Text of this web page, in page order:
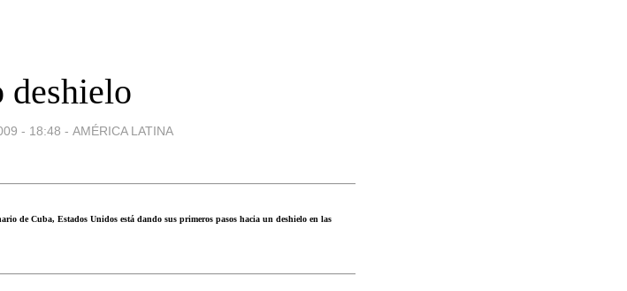
deshielo
- 18:48 - AMÉRICA LATINA
de Cuba, Estados Unidos está dando sus primeros pasos hacia un deshielo en las